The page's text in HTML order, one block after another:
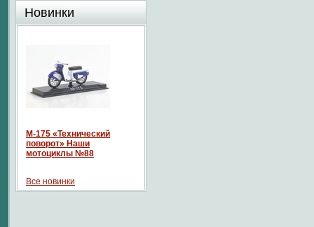
Новинки
М-175 «Технический
поворот» Наши
мотоциклы №88
Все новинки